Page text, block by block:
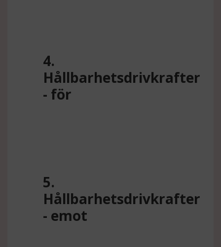
4.
Hållbarhetsdrivkrafter
- för
5.
Hållbarhetsdrivkrafter
- emot